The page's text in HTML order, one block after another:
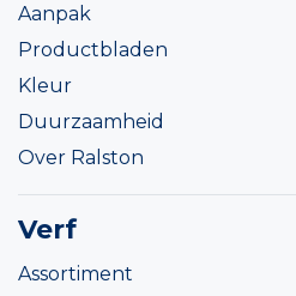
Aanpak
Productbladen
Kleur
Duurzaamheid
Over Ralston
Verf
Assortiment